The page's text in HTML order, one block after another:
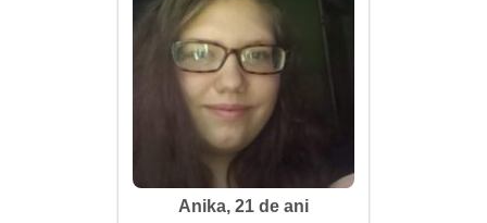
Anika, 21 de ani